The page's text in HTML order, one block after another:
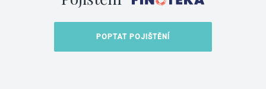
POPTAT POJIŠTĚNÍ